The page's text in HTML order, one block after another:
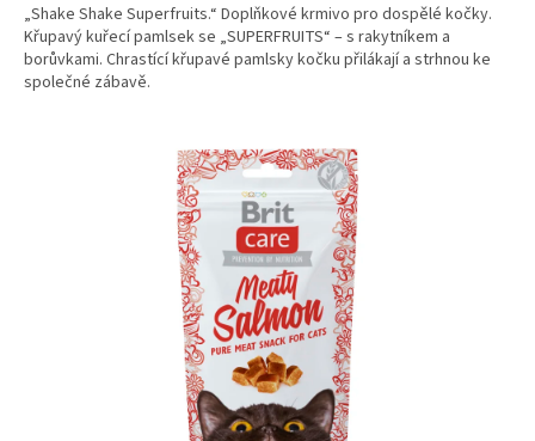
„Shake Shake Superfruits.“ Doplňkové krmivo pro dospělé kočky.
Křupavý kuřecí pamlsek se „SUPERFRUITS“ – s rakytníkem a
borůvkami. Chrastící křupavé pamlsky kočku přilákají a strhnou ke
společné zábavě.